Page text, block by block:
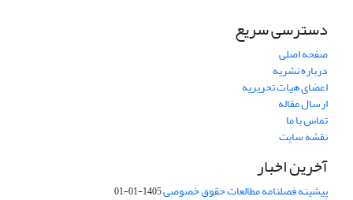
دسترسی سریع
صفحه اصلی
درباره نشریه
اعضای هیات تحریریه
ارسال مقاله
تماس با ما
نقشه سایت
آخرین اخبار
پیشینه فصلنامه مطالعات حقوق خصوصی1405-01-01